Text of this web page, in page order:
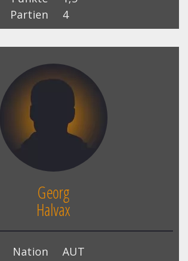
Partien
4
Georg
Halvax
Nation
AUT